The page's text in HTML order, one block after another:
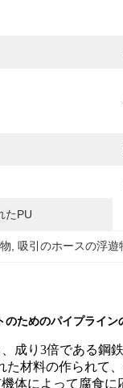
たPU
, 吸引のホースの浮遊
のためのパイプライ
成り3倍である鋼
た材料の作られて
体によって腐食に